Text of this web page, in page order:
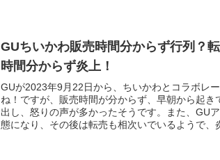
GUちいかわ販売時間分からず行列？
時間分からず炎上！
GUが2023年9月22日から、ちいかわとコラボレ
ね！ですが、販売時間が分からず、早朝から起き
出し、怒りの声が多かったそうです。また、GU
態になり、その後は転売も相次いでいるようで、